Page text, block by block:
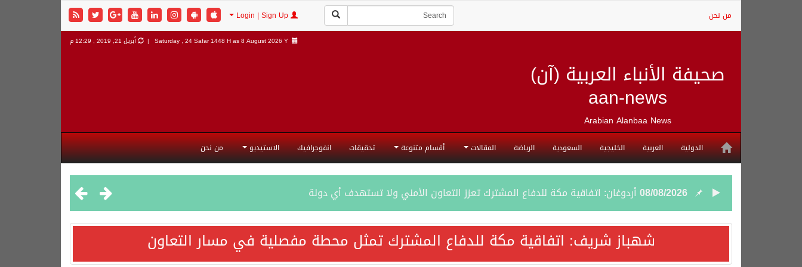
من نحن
صحيفة الأنباء العربية (آن)
aan-news
Arabian Alanbaa News
Saturday , 24 Safar 1448 H as8 August 2026 Y | أبريل 21, 2019 , 12:29 م
الدولية العربية الخليجية السعودية الرياضة المقالات أقسام متنوعة تحقيقات انفوجرافيك الاستيديو من نحن
08/08/2026 أردوغان: اتفاقية مكة للدفاع المشترك تعزز التعاون الأمني ولا تستهدف أي دولة
08/08/2026سمو وزير الخارجية : اتفاقية مكة تعكس الإرادة السياسية لحماية أمن المنطقة
شهباز شريف: اتفاقية مكة للدفاع المشترك تمثل محطة مفصلية في مسار التعاون